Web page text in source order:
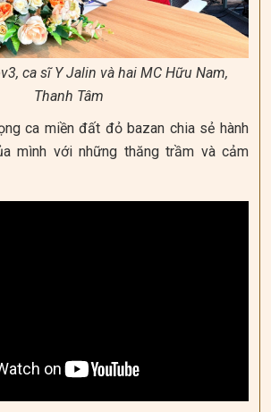
ca sĩ Y Jalin và hai MC Hữu Nam,
Thanh Tâm
ca miền đất đỏ bazan chia sẻ hành
mình với những thăng trầm và cảm